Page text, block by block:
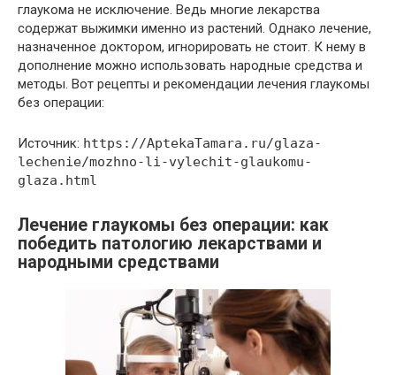
глаукома не исключение. Ведь многие лекарства
содержат выжимки именно из растений. Однако лечение,
назначенное доктором, игнорировать не стоит. К нему в
дополнение можно использовать народные средства и
методы. Вот рецепты и рекомендации лечения глаукомы
без операции:
Источник: https://AptekaTamara.ru/glaza-
lechenie/mozhno-li-vylechit-glaukomu-
glaza.html
Лечение глаукомы без операции: как
победить патологию лекарствами и
народными средствами